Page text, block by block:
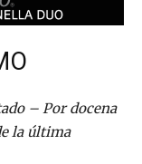
– Por docena
la última